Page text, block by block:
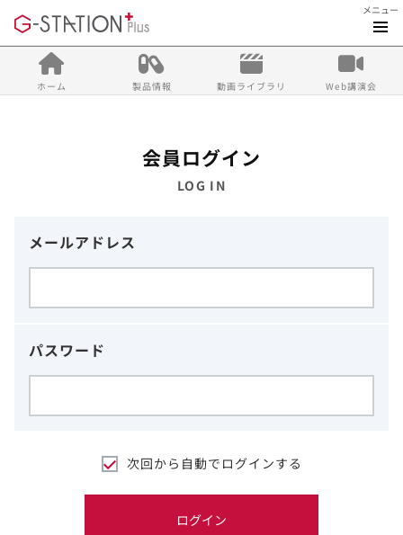
メニュー
ホーム 製品情報 動画ライブラリ Web講演会
会員ログイン
LOG IN
メールアドレス
パスワード
次回から自動でログインする
ログイン